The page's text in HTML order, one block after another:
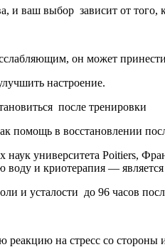
и ваш выбор зависит от того,
он может
настроение.
после тренировки
помощь в восстанов­лении
наук университета Poitiers,
и криотерапия —
и усталости до 96 часов
реакцию на стресс со